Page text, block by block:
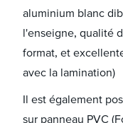
aluminium blanc
l'enseigne, qualité
format, et
avec la lamination)
Il est également
sur panneau PVC